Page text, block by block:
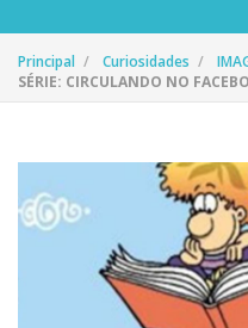
Principal Curiosidades
SÉRIE: CIRCULANDO NO